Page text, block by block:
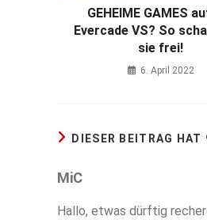
GEHEIME GAMES
Evercade VS? So
sie frei!
6. April 2022
DIESER BEITRAG HAT
MiC
Hallo, etwas dürftig